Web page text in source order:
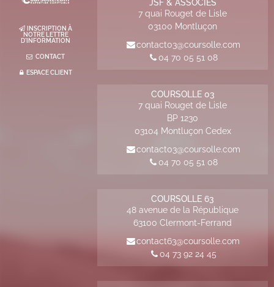
INSCRIPTION À
NOTRE LETTRE
D'INFORMATION
CONTACT
ESPACE CLIENT
JSF & ASSOCIES
7 quai Rouget de Lisle
03100 Montluçon
contact03@coursolle.com
04 70 05 51 08
COURSOLLE 03
7 quai Rouget de Lisle
BP 1230
03104 Montluçon Cedex
contact03@coursolle.com
04 70 05 51 08
COURSOLLE 63
48 avenue de la République
63100 Clermont-Ferrand
contact63@coursolle.com
04 73 92 24 45